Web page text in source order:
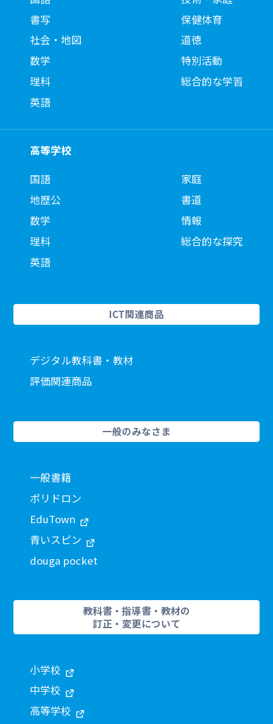
書写
社会・地図
数学
理科
英語
保健体育
道徳
特別活動
総合的な学習
高等学校
国語
地歴公
数学
理科
英語
家庭
書道
情報
総合的な探究
ICT関連商品
デジタル教科書・教材
評価関連商品
一般のみなさま
一般書籍
ポリドロン
EduTown
青いスピン
douga pocket
教科書・指導書・教材の
訂正・変更について
小学校
中学校
高等学校